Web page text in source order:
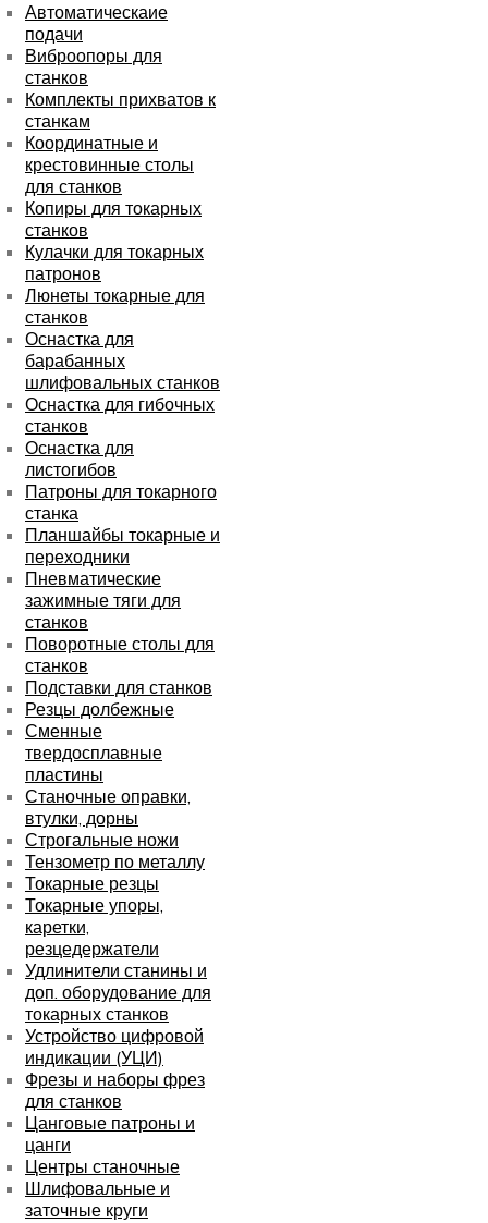
Автоматическаие
подачи
Виброопоры для
станков
Комплекты прихватов к
станкам
Координатные и
крестовинные столы
для станков
Копиры для токарных
станков
Кулачки для токарных
патронов
Люнеты токарные для
станков
Оснастка для
барабанных
шлифовальных станков
Оснастка для гибочных
станков
Оснастка для
листогибов
Патроны для токарного
станка
Планшайбы токарные и
переходники
Пневматические
зажимные тяги для
станков
Поворотные столы для
станков
Подставки для станков
Резцы долбежные
Сменные
твердосплавные
пластины
Станочные оправки,
втулки, дорны
Строгальные ножи
Тензометр по металлу
Токарные резцы
Токарные упоры,
каретки,
резцедержатели
Удлинители станины и
доп. оборудование для
токарных станков
Устройство цифровой
индикации (УЦИ)
Фрезы и наборы фрез
для станков
Цанговые патроны и
цанги
Центры станочные
Шлифовальные и
заточные круги